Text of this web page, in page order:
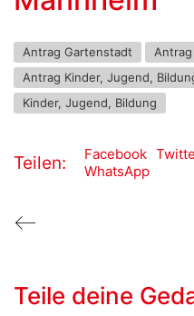
Antrag Gartenstadt
Antrag Kinder, Jugend,
Kinder, Jugend, Bildung
Teilen: Facebook
WhatsApp
Teile deine